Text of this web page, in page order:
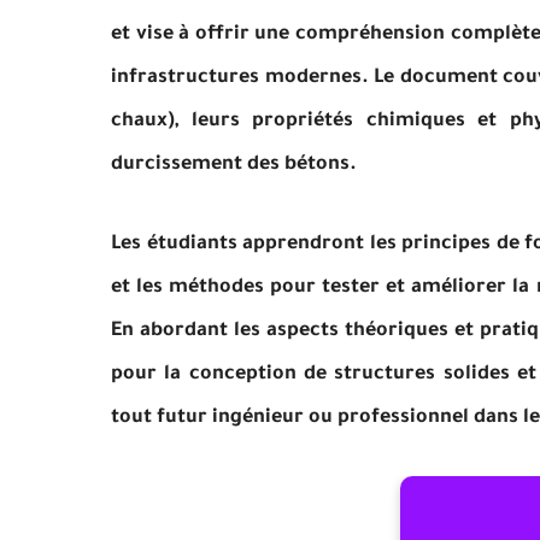
et vise à offrir une compréhension
infrastructures modernes. Le document
chaux), leurs propriétés chimiques et
durcissement des bétons.
Les étudiants apprendront les principes de
et les méthodes pour tester et améliorer
En abordant les aspects théoriques et
pour la conception de structures solides
tout futur ingénieur ou professionnel dans